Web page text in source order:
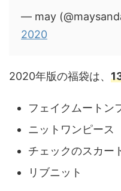
— may
2020
2020年版の福袋は、
フェイクムートン
ニットワンピース
チェックのスカー
リブニット